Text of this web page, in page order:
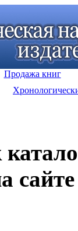
Продажа книг